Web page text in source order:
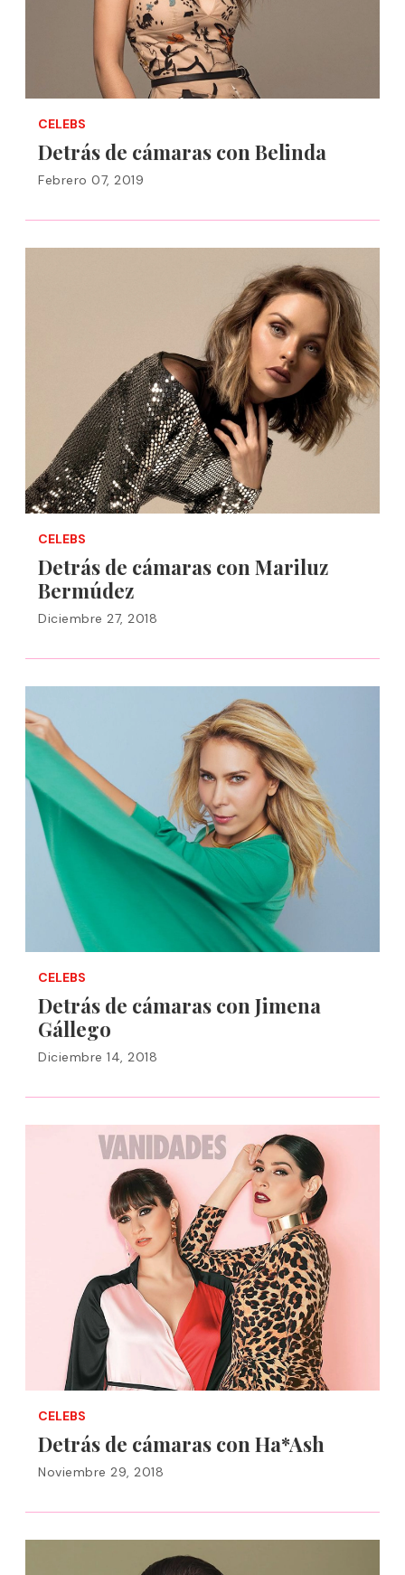
CELEBS
Detrás de cámaras con Belinda
Febrero 07, 2019
CELEBS
Detrás de cámaras con Mariluz
Bermúdez
Diciembre 27, 2018
CELEBS
Detrás de cámaras con Jimena
Gállego
Diciembre 14, 2018
CELEBS
Detrás de cámaras con Ha*Ash
Noviembre 29, 2018